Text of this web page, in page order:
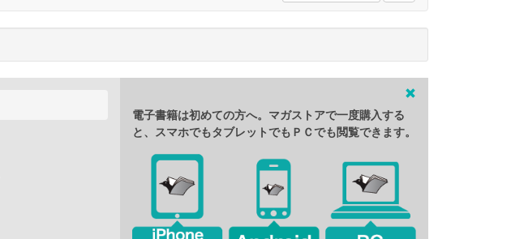
電子書籍は初めての方へ。マガストアで一度購入する
と、スマホでもタブレットでもＰＣでも閲覧できます。